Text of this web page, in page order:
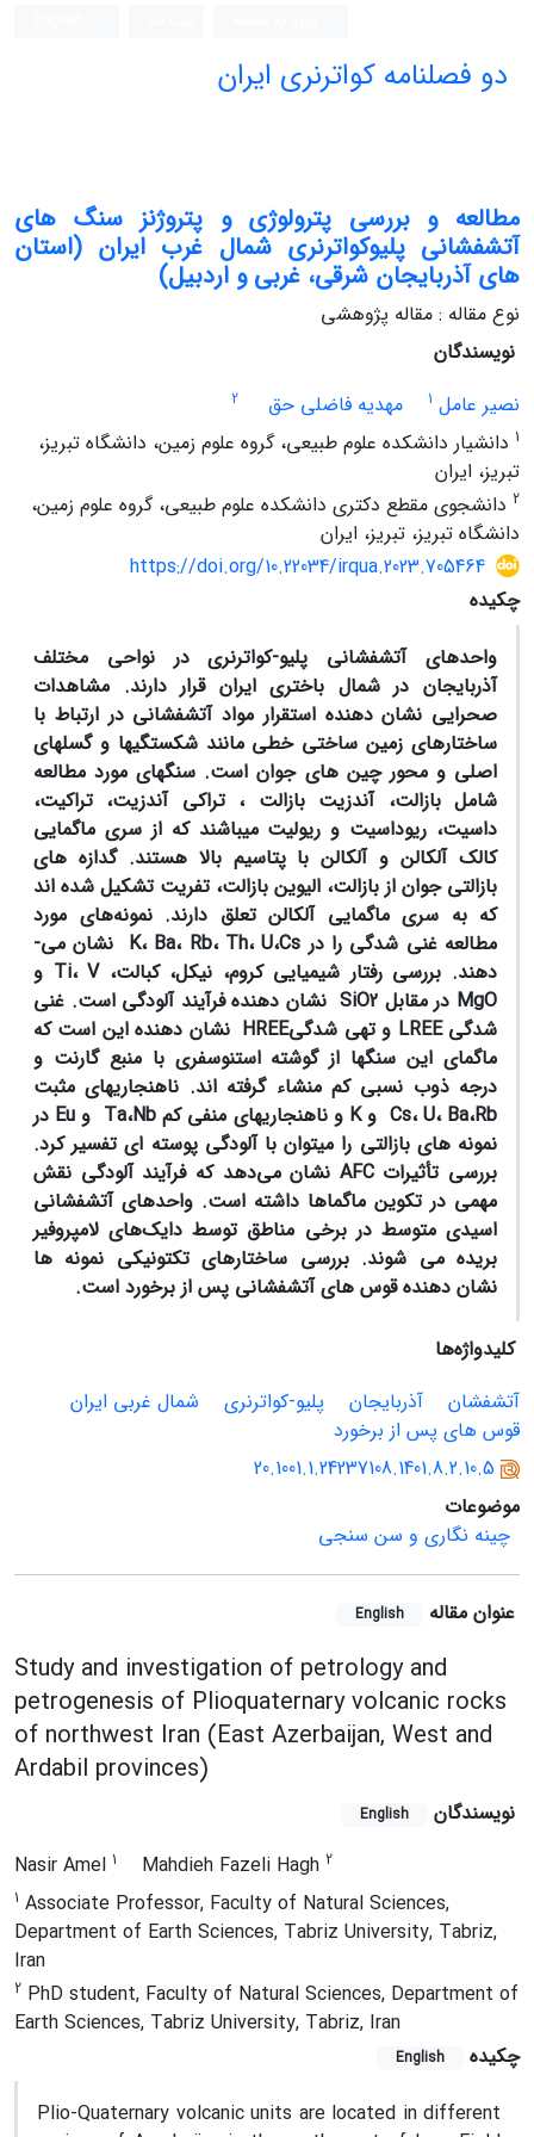
دو فصلنامه کواترنری ایران
مطالعه و بررسی پترولوژی و پتروژنز سنگ های
آتشفشانی پلیوکواترنری شمال غرب ایران (استان
های آذربایجان شرقی، غربی و اردبیل)
نوع مقاله : مقاله پژوهشی
نویسندگان
نصیر عامل 1 مهدیه فاضلی حق
2
1 دانشیار دانشکده علوم طبیعی، گروه علوم زمین، دانشگاه تبریز،
تبریز، ایران
2 دانشجوی مقطع دکتری دانشکده علوم طبیعی، گروه علوم زمین،
دانشگاه تبریز، تبریز، ایران
https://doi.org/10.22034/irqua.2023.705464
چکیده
واحدهای آتشفشانی پلیو-کواترنری در نواحی مختلف
آذربایجان در شمال باختری ایران قرار دارند. مشاهدات
صحرایی نشان دهنده استقرار مواد آتشفشانی در ارتباط با
ساختارهای زمین ­ساختی خطی مانند شکستگی­ها و گسل­های
اصلی و محور چین­ های جوان است. سنگ­های مورد مطالعه
شامل بازالت، آندزیت بازالت ، تراکی آندزیت، تراکیت،
داسیت، ریوداسیت و ریولیت می­باشند که از سری ماگمایی
کالک آلکالن و آلکالن با پتاسیم بالا هستند. گدازه­ های
بازالتی جوان از بازالت، الیوین ­بازالت، تفریت تشکیل شده ­اند
که به سری ماگمایی آلکالن تعلق دارند. نمونه‌های مورد
مطالعه غنی ­شدگی را در K، Ba، Rb، Th، U،Cs نشان می­
دهند. بررسی رفتار شیمیایی کروم، نیکل، کبالت، Ti، V و
MgO در مقابل SiO2 نشان دهنده فرآیند آلودگی است. غنی
­شدگی LREE و تهی­ شدگیHREE نشان دهنده این است که
ماگمای این سنگ­ها از گوشته استنوسفری با منبع گارنت و
درجه ذوب نسبی کم منشاء گرفته­ اند. ناهنجاری­های مثبت
Cs، U، Ba،Rb و K و ناهنجاری­های منفی کم Ta،Nb و Eu در
نمونه ­های بازالتی را می­توان با آلودگی پوسته­ ای تفسیر کرد.
بررسی تأثیرات AFC نشان می‌دهد که فرآیند آلودگی نقش
مهمی در تکوین ماگماها داشته است. واحدهای آتش­فشانی
اسیدی متوسط در برخی مناطق توسط دایک‌های لامپروفیر
بریده می ­شوند. بررسی ساختارهای تکتونیکی نمونه ­ها
نشان­ دهنده قوس­ های آتشفشانی پس از برخورد است.
کلیدواژه‌ها
آتشفشان
آذربایجان پلیو-کواترنری
شمال غربی ایران
قوس های پس از برخورد
20.1001.1.24237108.1401.8.2.10.5
موضوعات
چینه نگاری و سن سنجی
عنوان مقاله English
Study and investigation of petrology and
petrogenesis of Plioquaternary volcanic rocks
of northwest Iran (East Azerbaijan, West and
Ardabil provinces)
نویسندگان English
Nasir Amel 1 Mahdieh Fazeli Hagh 2
1 Associate Professor, Faculty of Natural Sciences,
Department of Earth Sciences, Tabriz University, Tabriz,
Iran
2 PhD student, Faculty of Natural Sciences, Department of
Earth Sciences, Tabriz University, Tabriz, Iran
چکیده
English
Plio-Quaternary volcanic units are located in different